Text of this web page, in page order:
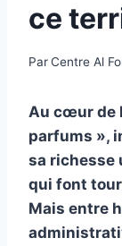
ce
ParCentre Al
Au cœur de
parfums »,
sa richesse
qui font
Mais entre